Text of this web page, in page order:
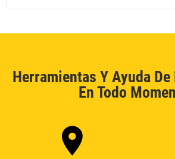
Herramientas Y Ayuda
En Todo